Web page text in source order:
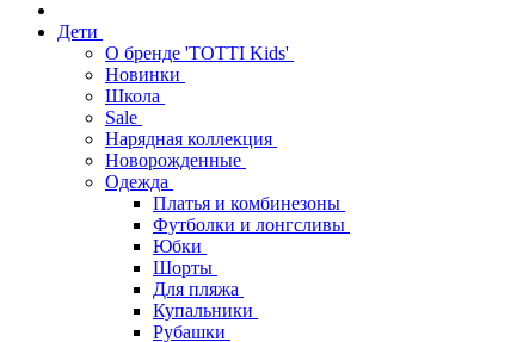
Дети
О бренде 'TOTTI Kids'
Новинки
Школа
Sale
Нарядная коллекция
Новорожденные
Одежда
Платья и комбинезоны
Футболки и лонгсливы
Юбки
Шорты
Для пляжа
Купальники
Рубашки